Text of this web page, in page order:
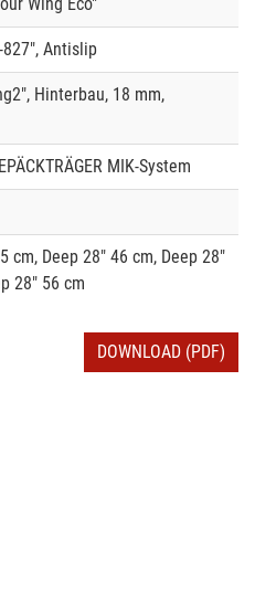
827", Antislip
Hinterbau, 18 mm,
MIK-System
cm, Deep 28" 46 cm, Deep 28"
28" 56 cm
DOWNLOAD (PDF)